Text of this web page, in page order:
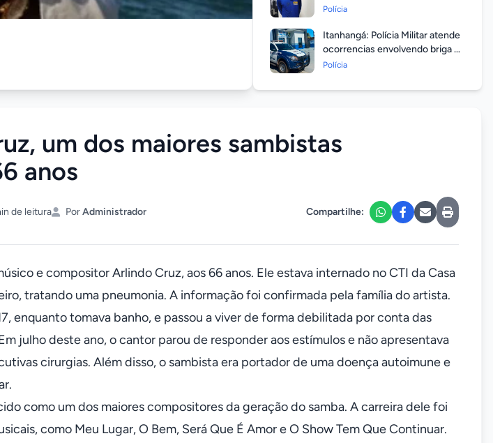
prendem homem com mandato
Polícia
Itanhangá: Polícia Militar atende
ocorrencias envolvendo briga de
casais durante feriado
Polícia
um dos maiores sambistas
anos
de leitura PorAdministrador Compartilhe:
e compositor Arlindo Cruz, aos 66 anos. Ele estava internado no CTI da Casa
tratando uma pneumonia. A informação foi confirmada pela família do artista.
enquanto tomava banho, e passou a viver de forma debilitada por conta das
julho deste ano, o cantor parou de responder aos estímulos e não apresentava
cirurgias. Além disso, o sambista era portador de uma doença autoimune e
como um dos maiores compositores da geração do samba. A carreira dele foi
como Meu Lugar, O Bem, Será Que É Amor e O Show Tem Que Continuar.